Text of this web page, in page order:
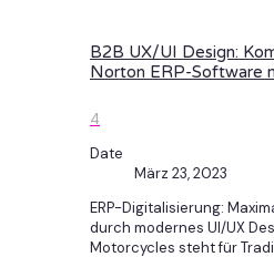
B2B UX/UI Design:
Norton ERP-Software
4
Date
März 23, 2023
ERP-Digitalisierung:
durch modernes UI/UX
Motorcycles steht für